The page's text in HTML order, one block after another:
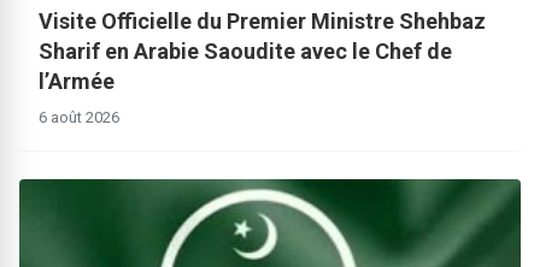
Visite Officielle du Premier Ministre Shehbaz
Sharif en Arabie Saoudite avec le Chef de
l’Armée
6 août 2026